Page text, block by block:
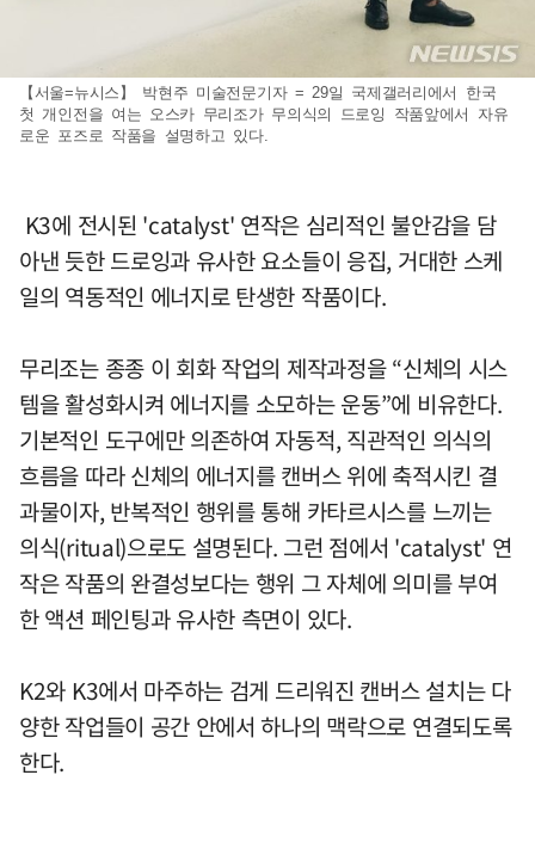
【서울=뉴시스】 박현주 미술전문기자 = 29일 국제갤러리에서 한국
첫 개인전을 여는 오스카 무리조가 무의식의 드로잉 작품앞에서 자유
로운 포즈로 작품을 설명하고 있다.
K3에 전시된 'catalyst' 연작은 심리적인 불안감을 담
아낸 듯한 드로잉과 유사한 요소들이 응집, 거대한 스케
일의 역동적인 에너지로 탄생한 작품이다.
무리조는 종종 이 회화 작업의 제작과정을 “신체의 시스
템을 활성화시켜 에너지를 소모하는 운동”에 비유한다.
기본적인 도구에만 의존하여 자동적, 직관적인 의식의
흐름을 따라 신체의 에너지를 캔버스 위에 축적시킨 결
과물이자, 반복적인 행위를 통해 카타르시스를 느끼는
의식(ritual)으로도 설명된다. 그런 점에서 'catalyst' 연
작은 작품의 완결성보다는 행위 그 자체에 의미를 부여
한 액션 페인팅과 유사한 측면이 있다.
K2와 K3에서 마주하는 검게 드리워진 캔버스 설치는 다
양한 작업들이 공간 안에서 하나의 맥락으로 연결되도록
한다.